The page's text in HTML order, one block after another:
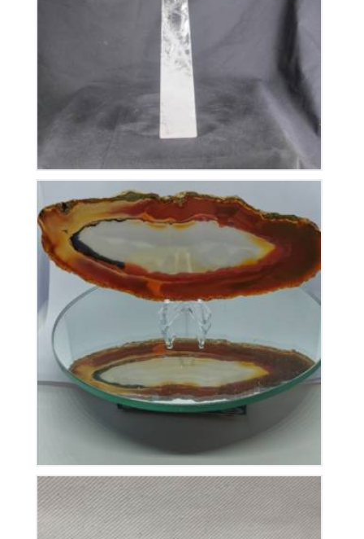
Obélisque en Cristal de Roche
255€
Tranche d’Agate
30€